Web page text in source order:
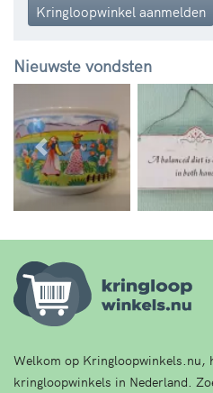
Kringloopwinkel aanmelden
Nieuwste vondsten
Vorige
Welkom op Kringloopwinkels.nu,
kringloopwinkels in Nederland.